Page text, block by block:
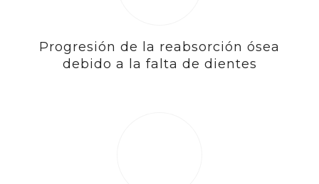
Progresión de la reabsorción ósea
debido a la falta de dientes